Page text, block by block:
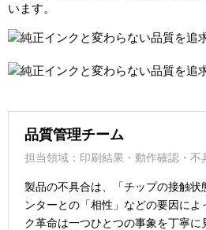
います。
品質管理チーム
担当領域：印刷結果・動作確認・不
製品の不具合は、「チップの接触状
ンターとの「相性」などの要因に
ク革命は一つひとつの事象を丁寧に